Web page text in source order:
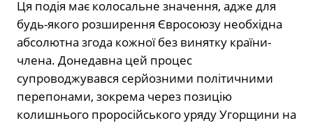
Ця подія має колосальне значення, адже для
будь-якого розширення Євросоюзу необхідна
абсолютна згода кожної без винятку країни-
члена. Донедавна цей процес
супроводжувався серйозними політичними
перепонами, зокрема через позицію
колишнього проросійського уряду Угорщини на